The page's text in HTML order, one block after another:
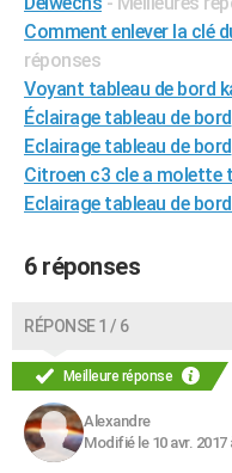
BONS PLANS
CARTE DE VOEUX
Carte de Noël
Carte Bonne année
Carte Saint-Valentin
Carte Pâques
Carte d'anniversaire
DICTIONNAIRE
Dictionnaire
Biographies
Citations
Expressions
Proverbes
PROGRAMME TV
S'inscrire
Se connecter
Lycées
Collèges
Primaires
Universités
Entreprises
Service militaire
Avis de recherche
Bricolage
Lifestyle
Culture
Sport
Auto
Television
Voyage
Cinema
Comment enlever la clé
réponses
Voyant tableau de bord
Éclairage tableau de bord
Eclairage tableau de bord
Citroen c3 cle a molette
Eclairage tableau de
6 réponses
RÉPONSE 1 / 6
Meilleure réponse
Alexandre
Modifié le 10 avr. 2017